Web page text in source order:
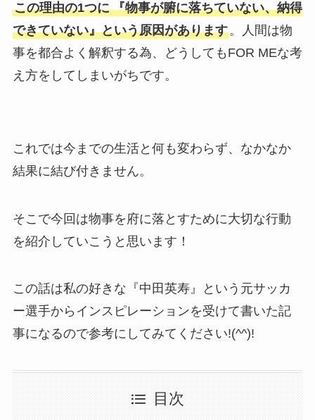
この理由の1つに 『物事が腑に落ちていない、納得
できていない』という原因があります。人間は物
事を都合よく解釈する為、どうしてもFOR MEな考
え方をしてしまいがちです。
これでは今までの生活と何も変わらず、なかなか
結果に結び付きません。
そこで今回は物事を府に落とすために大切な行動
を紹介していこうと思います！
この話は私の好きな『中田英寿』という元サッカ
ー選手からインスピレーションを受けて書いた記
事になるので参考にしてみてください!(^^)!
目次